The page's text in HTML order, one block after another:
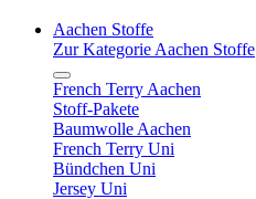
Aachen Stoffe
Zur Kategorie Aachen Stoffe
French Terry Aachen
Stoff-Pakete
Baumwolle Aachen
French Terry Uni
Bündchen Uni
Jersey Uni